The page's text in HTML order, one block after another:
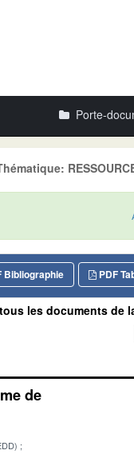
Porte-
PDF
Bibliographie
les documents de
de